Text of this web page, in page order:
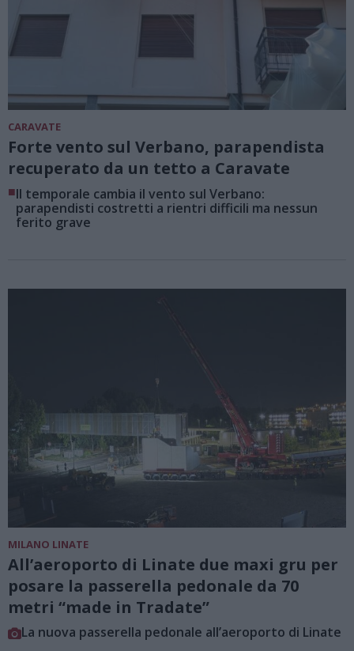
CARAVATE
Forte vento sul Verbano, parapendista
recuperato da un tetto a Caravate
■Il temporale cambia il vento sul Verbano:
parapendisti costretti a rientri difficili ma nessun
ferito grave
MILANO LINATE
All’aeroporto di Linate due maxi gru per
posare la passerella pedonale da 70
metri “made in Tradate”
La nuova passerella pedonale all’aeroporto di Linate